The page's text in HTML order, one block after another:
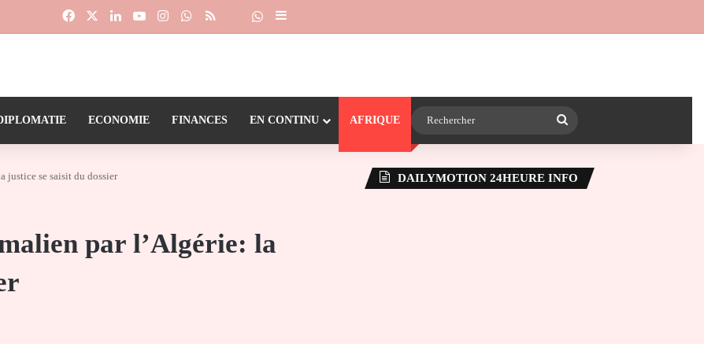
FacebookLinkedinYouTubeInstagramWhatsApp
RSS Dailymotion
Suivre la chaîne 24heureinfo sur WhatsApp
Sidebar (barre latérale)
ECONOMIE FINANCES EN CONTINU AFRIQUE
justice se saisit du dossier
par l’Algérie: la
DAILYMOTION 24HEURE INFO